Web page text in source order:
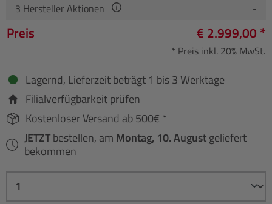
3 Hersteller Aktionen -
Preis € 2.999,00 *
* Preis inkl. 20% MwSt.
Lagernd, Lieferzeit beträgt 1 bis 3 Werktage
Filialverfügbarkeit prüfen
Kostenloser Versand ab 500€ *
JETZTbestellen, am Montag, 10. Augustgeliefert
bekommen